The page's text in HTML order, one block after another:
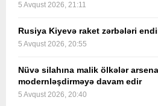
5 Avqust 2026, 21:11
Rusiya Kiyevə raket zərbələri
5 Avqust 2026, 20:55
Nüvə silahına malik ölkələr
modernləşdirməyə davam edir
5 Avqust 2026, 20:40